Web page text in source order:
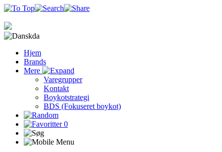
da
Hjem
Brands
Mere
Varegrupper
Kontakt
Boykotstrategi
BDS (Fokuseret boykot)
0